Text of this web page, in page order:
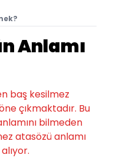
Anlamı
baş kesilmez
çıkmaktadır. Bu
bilmeden
atasözü anlamı